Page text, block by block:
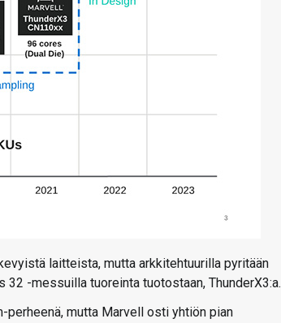
laitteista, mutta arkkitehtuurilla pyritään
-messuilla tuoreinta tuotostaan, ThunderX3:a.
perheenä, mutta Marvell osti yhtiön pian